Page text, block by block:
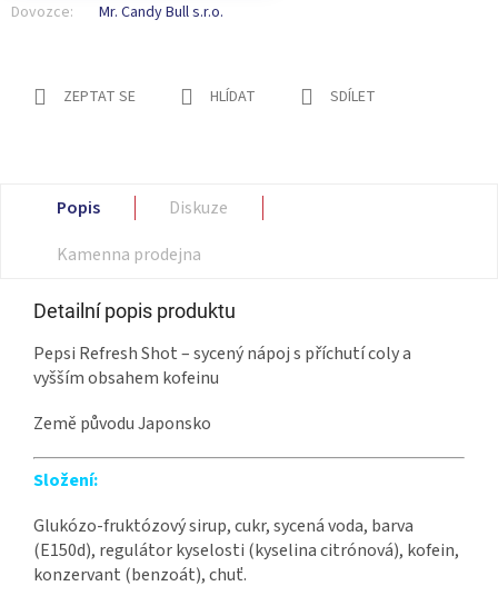
Dovozce: Mr. Candy Bull s.r.o.
ZEPTAT SE HLÍDAT SDÍLET
Popis
Diskuze
Kamenna prodejna
Detailní popis produktu
Pepsi Refresh Shot – sycený nápoj s příchutí coly a
vyšším obsahem kofeinu
Země původu Japonsko
Složení:
Glukózo-fruktózový sirup, cukr, sycená voda, barva
(E150d), regulátor kyselosti (kyselina citrónová), kofein,
konzervant (benzoát), chuť.